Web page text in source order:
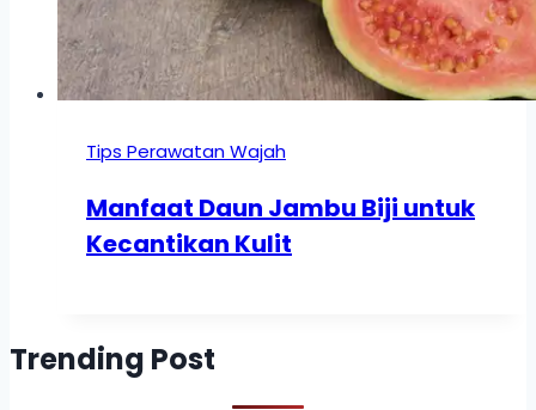
Tips Perawatan Wajah
Manfaat Daun Jambu Biji untuk
Kecantikan Kulit
Trending Post